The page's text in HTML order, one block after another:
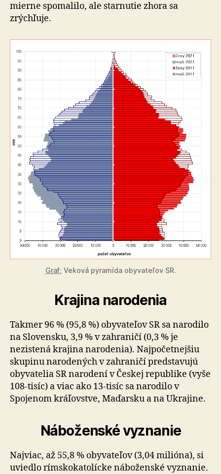
mierne spomalilo, ale starnutie zhora sa
zrýchľuje.
Graf: Veková pyramída obyvateľov SR.
Krajina narodenia
Takmer 96 % (95,8 %) obyvateľov SR sa narodilo
na Slovensku, 3,9 % v zahraničí (0,3 % je
nezistená krajina narodenia). Najpočetnejšiu
skupinu narodených v zahraničí predstavujú
obyvatelia SR narodení v Českej republike (vyše
108-tisíc) a viac ako 13-tisíc sa narodilo v
Spojenom kráľovstve, Maďarsku a na Ukrajine.
Náboženské vyznanie
Najviac, až 55,8 % obyvateľov (3,04 milióna), si
uviedlo rímskokatolícke náboženské vyznanie.